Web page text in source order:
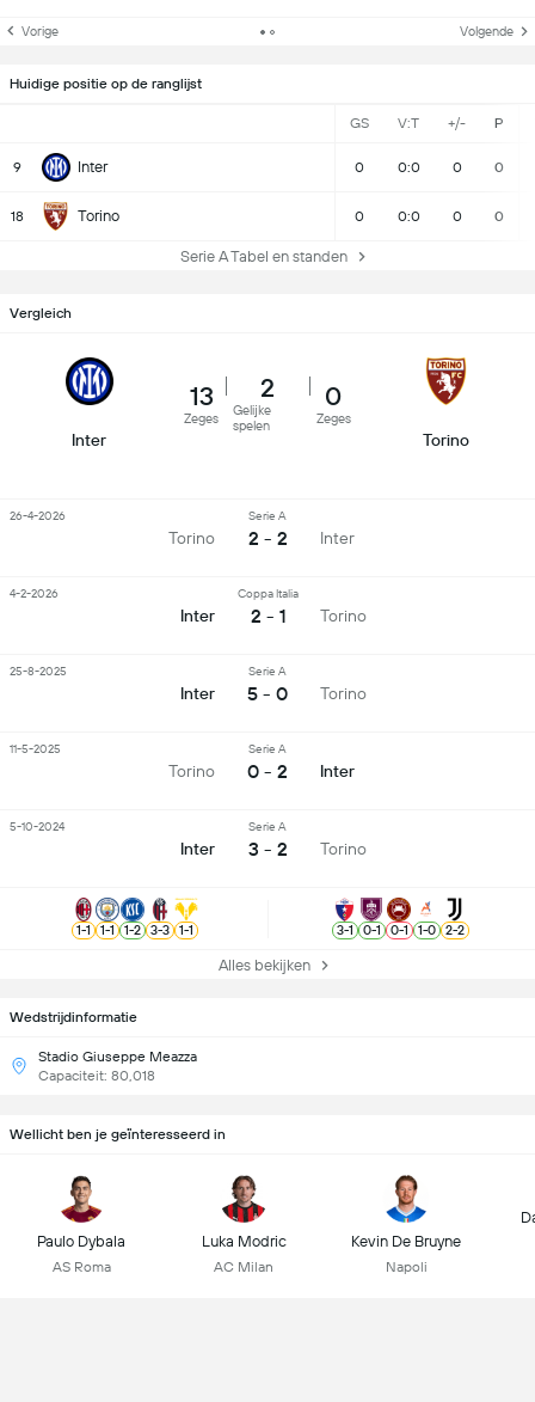
Vorige Volgende
Huidige positie op de ranglijst
GS V:T +/- P
9 Inter 0 0:0 0 0
18 Torino 0 0:0 0 0
Serie A Tabel en standen
Wedstrijdinformatie
Stadio Giuseppe Meazza
Capaciteit: 80,018
Vergleich
Inter
13
Zeges
2
Gelijke
spelen
0
Zeges
Torino
Torino
Serie A
2 - 2 Inter
26-4-2026
Inter
Coppa Italia
2 - 1 Torino
4-2-2026
Inter
Serie A
5 - 0 Torino
25-8-2025
Torino
Serie A
0 - 2 Inter
11-5-2025
Inter
Serie A
3 - 2 Torino
5-10-2024
1-1 1-1 1-2 3-3 1-1 3-1 0-1 0-1 1-0 2-2
Alles bekijken
Wellicht ben je geïnteresseerd in
Paulo Dybala
AS Roma
Luka Modric
AC Milan
Kevin De Bruyne
Napoli